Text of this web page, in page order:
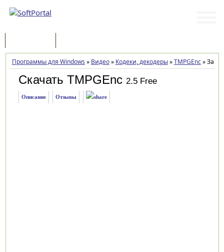
Программы для Windows » Видео» Кодеки, декодеры»TMPGEnc»
Скачать TMPGEnc 2.5 Free
Описание Отзывы